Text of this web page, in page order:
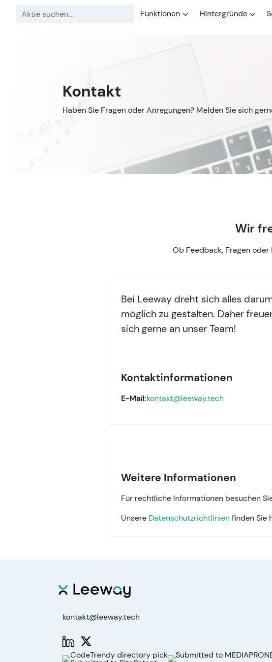
Funktionen Hintergründe
Kontakt
Haben Sie Fragen oder Anregungen? Melden Sie sich
Wir
Ob Feedback, Fragen
Bei Leeway dreht sich alles
möglich zu gestalten. Daher
sich gerne an unser Team!
Kontaktinformationen
E-Mail:kontakt@leeway.tech
Weitere Informationen
Für rechtliche Informationen besuchen
Unsere Datenschutzrichtlinienfinden Sie
kontakt@leeway.tech